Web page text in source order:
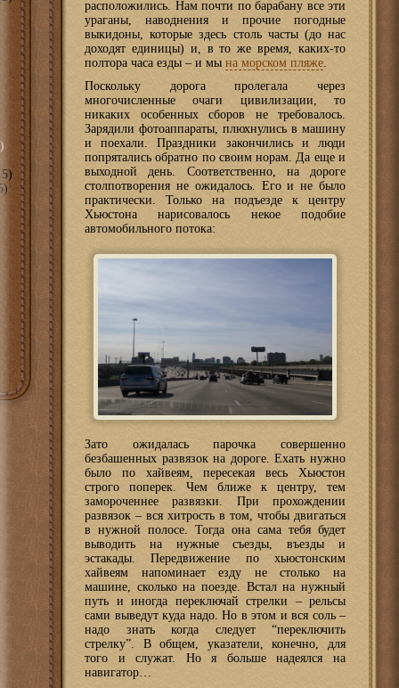
расположились. Нам почти по барабану все эти
ураганы, наводнения и прочие погодные
выкидоны, которые здесь столь часты (до нас
доходят единицы) и, в то же время, каких-то
полтора часа езды – и мы на морском пляже.
Поскольку дорога пролегала через
многочисленные очаги цивилизации, то
никаких особенных сборов не требовалось.
Зарядили фотоаппараты, плюхнулись в машину
и поехали. Праздники закончились и люди
попрятались обратно по своим норам. Да еще и
выходной день. Соответственно, на дороге
столпотворения не ожидалось. Его и не было
практически. Только на подъезде к центру
Хьюстона нарисовалось некое подобие
автомобильного потока:
Зато ожидалась парочка совершенно
безбашенных развязок на дороге. Ехать нужно
было по хайвеям, пересекая весь Хьюстон
строго поперек. Чем ближе к центру, тем
замороченнее развязки. При прохождении
развязок – вся хитрость в том, чтобы двигаться
в нужной полосе. Тогда она сама тебя будет
выводить на нужные съезды, въезды и
эстакады. Передвижение по хьюстонским
хайвеям напоминает езду не столько на
машине, сколько на поезде. Встал на нужный
путь и иногда переключай стрелки – рельсы
сами выведут куда надо. Но в этом и вся соль –
надо знать когда следует “переключить
стрелку”. В общем, указатели, конечно, для
того и служат. Но я больше надеялся на
навигатор…